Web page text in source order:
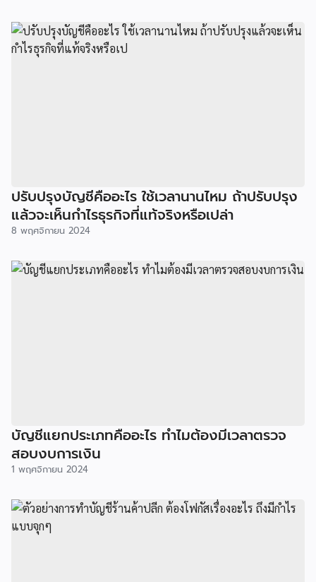
ปรับปรุงบัญชีคืออะไร ใช้เวลานานไหม ถ้าปรับปรุง
แล้วจะเห็นกำไรธุรกิจที่แท้จริงหรือเปล่า
8 พฤศจิกายน 2024
บัญชีแยกประเภทคืออะไร ทำไมต้องมีเวลาตรวจ
สอบงบการเงิน
1 พฤศจิกายน 2024